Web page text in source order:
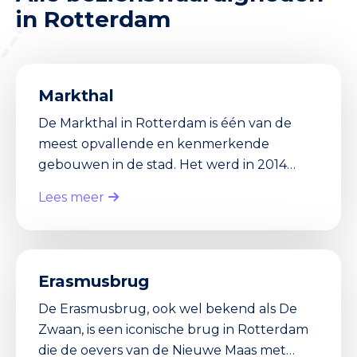
in Rotterdam
Markthal
De Markthal in Rotterdam is één van de
meest opvallende en kenmerkende
gebouwen in de stad. Het werd in 2014
getrokken van over de hele wereld. De
Markthal is niet alleen een gigantische,
overdekte markt waar je verse producten
Lees meer
Erasmusbrug
De Erasmusbrug, ook wel bekend als De
Zwaan, is een iconische brug in Rotterdam
die de oevers van de Nieuwe Maas met